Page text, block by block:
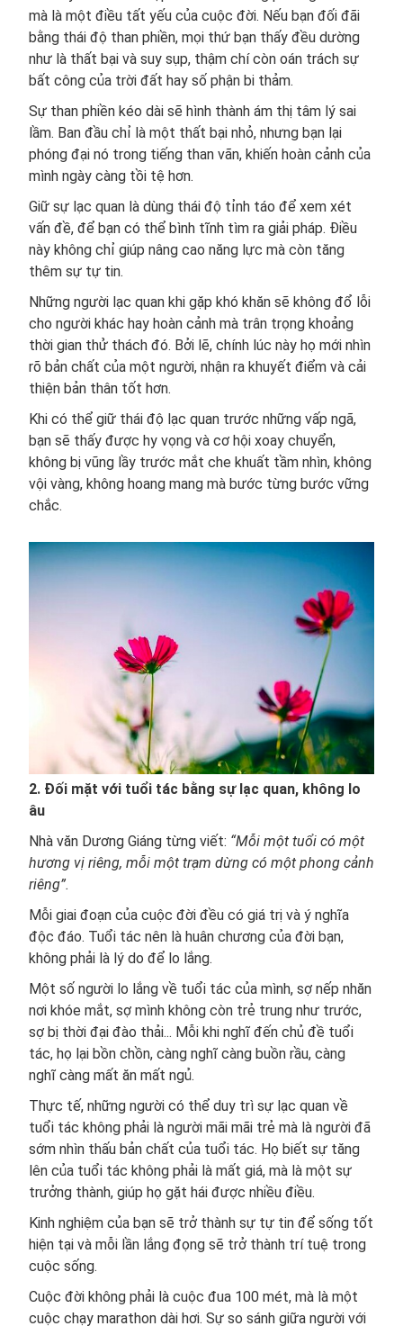
mà là một điều tất yếu của cuộc đời. Nếu bạn đối đãi
bằng thái độ than phiền, mọi thứ bạn thấy đều dường
như là thất bại và suy sụp, thậm chí còn oán trách sự
bất công của trời đất hay số phận bi thảm.
Sự than phiền kéo dài sẽ hình thành ám thị tâm lý sai
lầm. Ban đầu chỉ là một thất bại nhỏ, nhưng bạn lại
phóng đại nó trong tiếng than vãn, khiến hoàn cảnh của
mình ngày càng tồi tệ hơn.
Giữ sự lạc quan là dùng thái độ tỉnh táo để xem xét
vấn đề, để bạn có thể bình tĩnh tìm ra giải pháp. Điều
này không chỉ giúp nâng cao năng lực mà còn tăng
thêm sự tự tin.
Những người lạc quan khi gặp khó khăn sẽ không đổ lỗi
cho người khác hay hoàn cảnh mà trân trọng khoảng
thời gian thử thách đó. Bởi lẽ, chính lúc này họ mới nhìn
rõ bản chất của một người, nhận ra khuyết điểm và cải
thiện bản thân tốt hơn.
Khi có thể giữ thái độ lạc quan trước những vấp ngã,
bạn sẽ thấy được hy vọng và cơ hội xoay chuyển,
không bị vũng lầy trước mắt che khuất tầm nhìn, không
vội vàng, không hoang mang mà bước từng bước vững
chắc.
2. Đối mặt với tuổi tác bằng sự lạc quan, không lo
âu
Nhà văn Dương Giáng từng viết: “Mỗi một tuổi có một
hương vị riêng, mỗi một trạm dừng có một phong cảnh
riêng”.
Mỗi giai đoạn của cuộc đời đều có giá trị và ý nghĩa
độc đáo. Tuổi tác nên là huân chương của đời bạn,
không phải là lý do để lo lắng.
Một số người lo lắng về tuổi tác của mình, sợ nếp nhăn
nơi khóe mắt, sợ mình không còn trẻ trung như trước,
sợ bị thời đại đào thải... Mỗi khi nghĩ đến chủ đề tuổi
tác, họ lại bồn chồn, càng nghĩ càng buồn rầu, càng
nghĩ càng mất ăn mất ngủ.
Thực tế, những người có thể duy trì sự lạc quan về
tuổi tác không phải là người mãi mãi trẻ mà là người đã
sớm nhìn thấu bản chất của tuổi tác. Họ biết sự tăng
lên của tuổi tác không phải là mất giá, mà là một sự
trưởng thành, giúp họ gặt hái được nhiều điều.
Kinh nghiệm của bạn sẽ trở thành sự tự tin để sống tốt
hiện tại và mỗi lần lắng đọng sẽ trở thành trí tuệ trong
cuộc sống.
Cuộc đời không phải là cuộc đua 100 mét, mà là một
cuộc chạy marathon dài hơi. Sự so sánh giữa người với